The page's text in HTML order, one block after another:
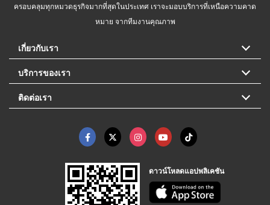
ครอบคลุมทุกหมวดธุรกิจมากที่สุดในประเทศ เราจะมอบบริการที่เหนือความคาด
หมาย จากทีมงานคุณภาพ
เกี่ยวกับเรา
บริการของเรา
ติดต่อเรา
ดาวน์โหลดแอปพลิเคชัน